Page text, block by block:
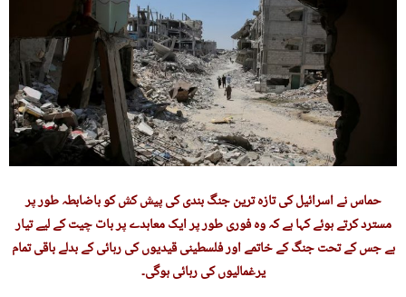
حماس نے اسرائیل کی تازہ ترین جنگ بندی کی پیش کش کو باضابطہ طور پر
مسترد کرتے ہوئے کہا ہے کہ وہ فوری طور پر ایک معاہدے پر بات چیت کے لیے تیار
ہے جس کے تحت جنگ کے خاتمے اور فلسطینی قیدیوں کی رہائی کے بدلے باقی تمام
یرغمالیوں کی رہائی ہوگی۔